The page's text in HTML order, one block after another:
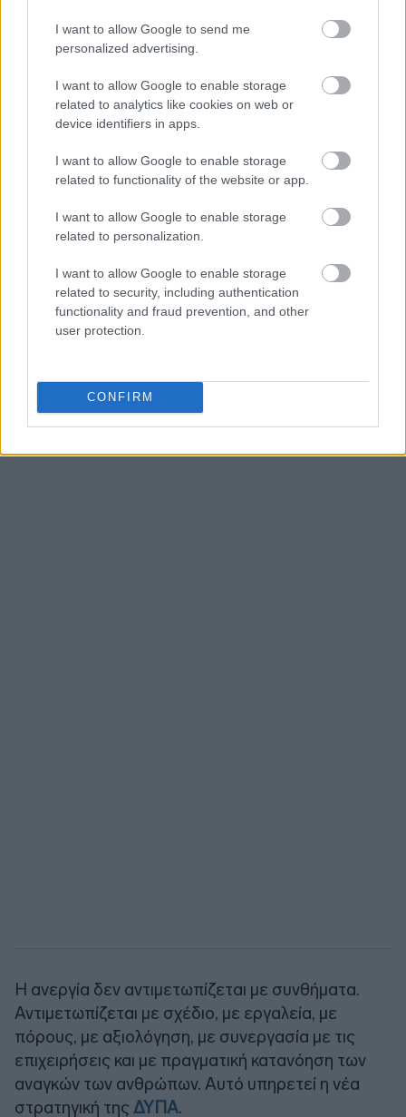
I want to allow Google to send me
personalized advertising.
I want to allow Google to enable storage
related to analytics like cookies on web or
device identifiers in apps.
I want to allow Google to enable storage
related to functionality of the website or app.
I want to allow Google to enable storage
related to personalization.
I want to allow Google to enable storage
related to security, including authentication
functionality and fraud prevention, and other
user protection.
CONFIRM
άνω των 50 ετών που δεν έμειναν στο περιθώριο.
Είναι περιοχές που στηρίζονται μέσα από
στοχευμένα προγράμματα, από τη Δυτική
Μακεδονία και τη Μεγαλόπολη έως την Ανατολική
Μακεδονία και Θράκη και τη Θεσσαλία.
Αυτό σημαίνει σύγχρονη κοινωνική πολιτική. Όχι
την προλαμβάνουμε όπου μπορούμε και να
μειώνουμε τη διάρκειά της όπου υπάρχει. Όχι
απλώς να επιδοτούμε την απώλεια εργασίας,
αλλά να επενδύουμε στην επιστροφή στην
εργασία. Όχι απλώς να καταγράφουμε τους
ανέργους, αλλά να τους στηρίζουμε
Η ανεργία δεν αντιμετωπίζεται με συνθήματα.
Αντιμετωπίζεται με σχέδιο, με εργαλεία, με
πόρους, με αξιολόγηση, με συνεργασία με τις
επιχειρήσεις και με πραγματική κατανόηση των
αναγκών των ανθρώπων. Αυτό υπηρετεί η νέα
στρατηγική της ΔΥΠΑ.